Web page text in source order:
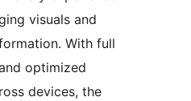
visuals and
With full
optimized
devices, the